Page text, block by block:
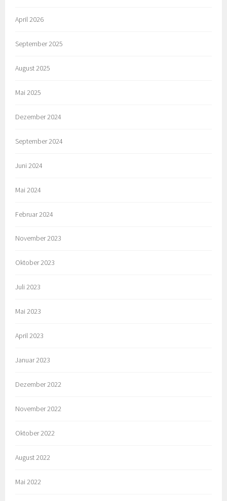
April 2026
September 2025
August 2025
Mai 2025
Dezember 2024
September 2024
Juni 2024
Mai 2024
Februar 2024
November 2023
Oktober 2023
Juli 2023
Mai 2023
April 2023
Januar 2023
Dezember 2022
November 2022
Oktober 2022
August 2022
Mai 2022